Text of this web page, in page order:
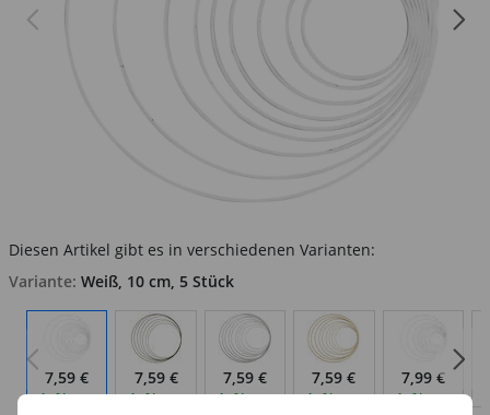
Diesen Artikel gibt es in verschiedenen Varianten:
Variante: Weiß, 10 cm, 5 Stück
7,59 €
Auf Lager
7,59 €
Auf Lager
7,59 €
Auf Lager
7,59 €
Auf Lager
7,99 €
Auf Lager